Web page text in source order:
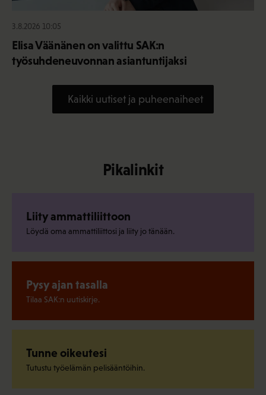
3.8.2026 10:05
Elisa Väänänen on valittu SAK:n
työsuhdeneuvonnan asiantuntijaksi
Kaikki uutiset ja puheenaiheet
Pikalinkit
Liity ammattiliittoon
Löydä oma ammattiliittosi ja liity jo tänään.
Pysy ajan tasalla
Tilaa SAK:n uutiskirje.
Tunne oikeutesi
Tutustu työelämän pelisääntöihin.